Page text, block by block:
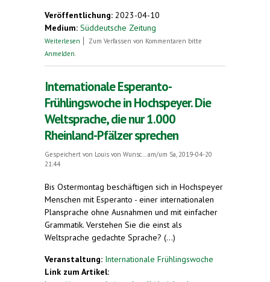
Veröffentlichung: 2023-04-10
Medium: Süddeutsche Zeitung
Weiterlesen über Mehr als 100 Teilnehmer bei Esperanto-
Zum Verfassen von Kommentaren bitte
Anmelden
Internationale Esperanto-
Frühlingswoche in Hochspeyer. Die
Weltsprache, die nur 1.000
Rheinland-Pfälzer sprechen
Gespeichert von Louis von Wunsc...
am/um Sa, 2019-04-20
21:44
Bis Ostermontag beschäftigen sich in Hochspeyer
Menschen mit Esperanto - einer internationalen
Plansprache ohne Ausnahmen und mit einfacher
Grammatik. Verstehen Sie die einst als
Weltsprache gedachte Sprache? (...)
Veranstaltung: Internationale Frühlingswoche
Link zum Artikel: